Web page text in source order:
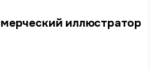
иллюстратор